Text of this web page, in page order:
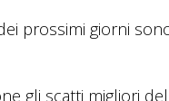
prossimi giorni
gli scatti migliori del